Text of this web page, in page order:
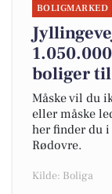
BOLIGMARKED
boliger til
Måske vil du
eller måske
her finder du
Rødovre.
Kilde: Boliga